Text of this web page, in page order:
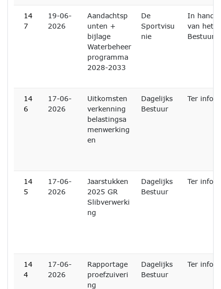
14
7
19-06-
2026
Aandachtsp
unten +
bijlage
Waterbeheer
programma
2028-2033
De
Sportvisu
nie
In
van het
Bestuur
14
6
17-06-
2026
Uitkomsten
verkenning
belastingsa
menwerking
en
Dagelijks
Bestuur
Ter
14
5
17-06-
2026
Jaarstukken
2025 GR
Slibverwerki
ng
Dagelijks
Bestuur
Ter
14
4
17-06-
2026
Rapportage
proefzuiveri
ng
Dagelijks
Bestuur
Ter